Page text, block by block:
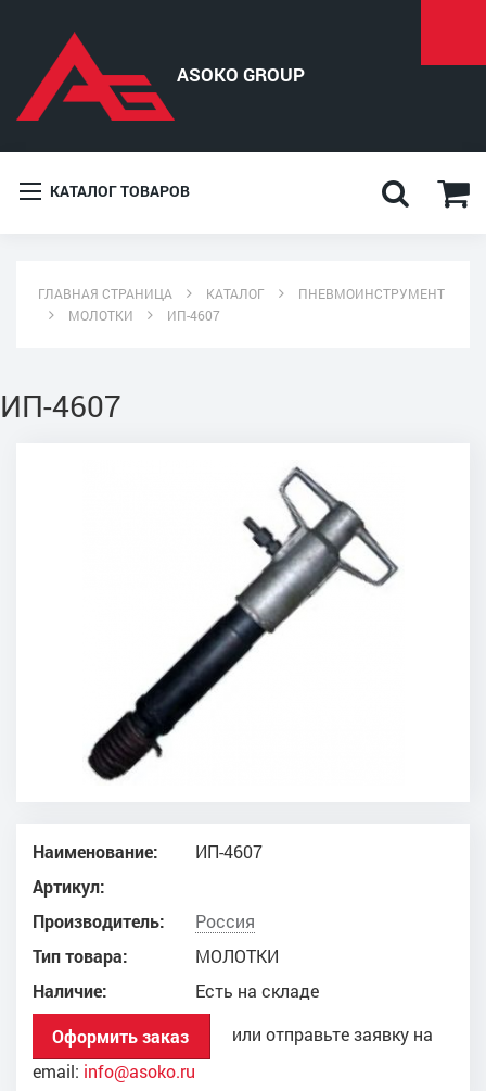
КАТАЛОГ ТОВАРОВ
ГЛАВНАЯ СТРАНИЦА КАТАЛОГ
ПНЕВМОИНСТРУМЕНТ
МОЛОТКИ
ИП-4607
ИП-4607
Наименование:
ИП-4607
Артикул:
Производитель:
Россия
Тип товара:
МОЛОТКИ
Наличие:
Есть на складе
Оформить заказ
или отправьте заявку на
email: info@asoko.ru